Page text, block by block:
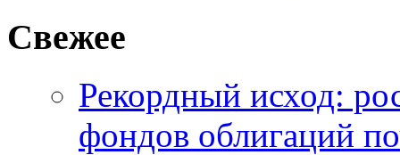
Свежее
Рекордный исход:
фондов облигаций